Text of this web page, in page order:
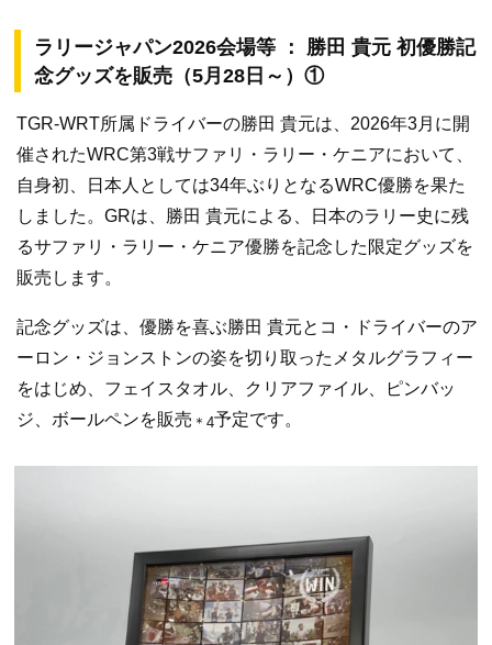
ラリージャパン2026会場等 ： 勝田 貴元 初優勝記
念グッズを販売（5月28日～）①
TGR-WRT所属ドライバーの勝田 貴元は、2026年3月に開
催されたWRC第3戦サファリ・ラリー・ケニアにおいて、
自身初、日本人としては34年ぶりとなるWRC優勝を果た
しました。GRは、勝田 貴元による、日本のラリー史に残
るサファリ・ラリー・ケニア優勝を記念した限定グッズを
販売します。
記念グッズは、優勝を喜ぶ勝田 貴元とコ・ドライバーのア
ーロン・ジョンストンの姿を切り取ったメタルグラフィー
をはじめ、フェイスタオル、クリアファイル、ピンバッ
ジ、ボールペンを販売 ＊4予定です。